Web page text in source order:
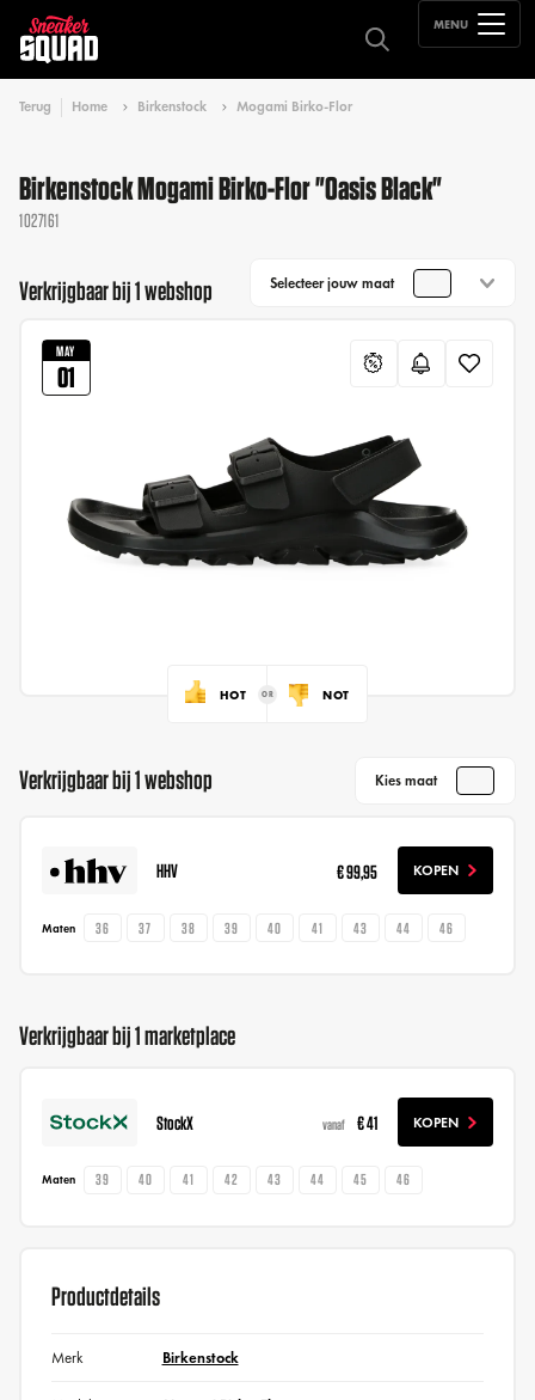
MENU
Terug Home Birkenstock Mogami Birko-Flor
Birkenstock Mogami Birko-Flor "Oasis Black"
1027161
Verkrijgbaar bij 1 webshop Selecteer jouw maat
MAY
01
HOT NOT
Verkrijgbaar bij 1 webshop Kies maat
HHV € 99,95 KOPEN
Maten 36 37 38 39 40 41 43 44 46
Verkrijgbaar bij 1 marketplace
StockX vanaf € 41 KOPEN
Maten 39 40 41 42 43 44 45 46
Productdetails
Merk Birkenstock